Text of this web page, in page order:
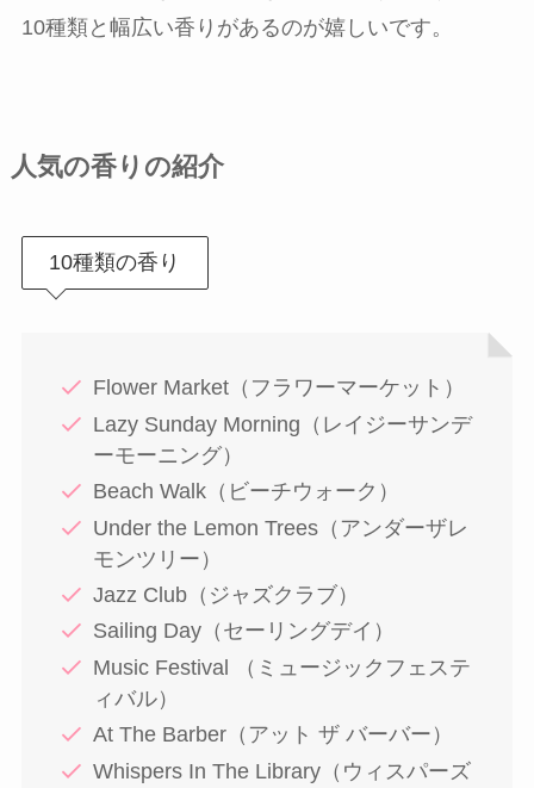
10種類と幅広い香りがあるのが嬉しいです。
人気の香りの紹介
10種類の香り
Flower Market（フラワーマーケット）
Lazy Sunday Morning（レイジーサンデ
ーモーニング）
Beach Walk（ビーチウォーク）
Under the Lemon Trees（アンダーザレ
モンツリー）
Jazz Club（ジャズクラブ）
Sailing Day（セーリングデイ）
Music Festival （ミュージックフェステ
ィバル）
At The Barber（アット ザ バーバー）
Whispers In The Library（ウィスパーズ